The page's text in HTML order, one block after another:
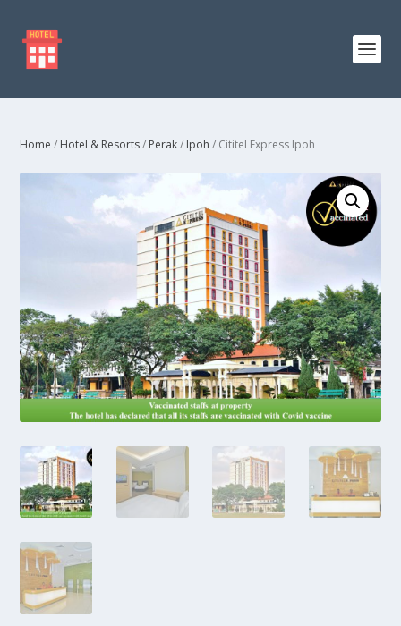
Home / Hotel & Resorts/ Perak/ Ipoh / Cititel Express Ipoh